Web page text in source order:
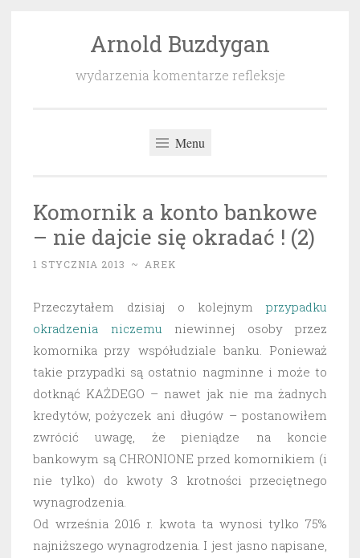
Arnold Buzdygan
wydarzenia komentarze refleksje
Menu
Komornik a konto bankowe
– nie dajcie się okradać ! (2)
1 STYCZNIA 2013 ~ AREK
Przeczytałem dzisiaj o kolejnym przypadku
okradzenia niczemu niewinnej osoby przez
komornika przy współudziale banku. Ponieważ
takie przypadki są ostatnio nagminne i może to
dotknąć KAŻDEGO – nawet jak nie ma żadnych
kredytów, pożyczek ani długów – postanowiłem
zwrócić uwagę, że pieniądze na koncie
bankowym są CHRONIONE przed komornikiem (i
nie tylko) do kwoty 3 krotności przeciętnego
wynagrodzenia.
Od września 2016 r. kwota ta wynosi tylko 75%
najniższego wynagrodzenia. I jest jasno napisane,